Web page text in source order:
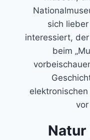
sich
interessiert,
beim